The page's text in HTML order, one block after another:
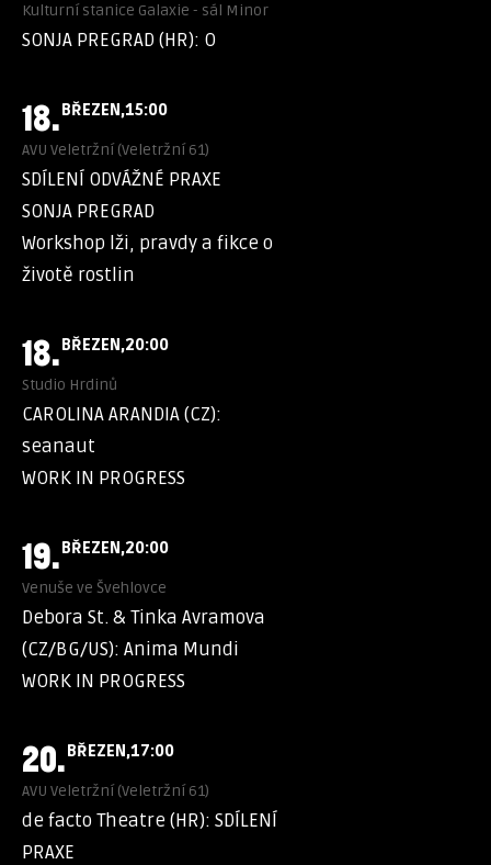
Kulturní stanice Galaxie - sál Minor
SONJA PREGRAD (HR): O
18.BŘEZEN 15:00
AVU Veletržní (Veletržní 61)
SDÍLENÍ ODVÁŽNÉ PRAXE
SONJA PREGRAD
Workshop lži, pravdy a fikce o
životě rostlin
18.BŘEZEN 20:00
Studio Hrdinů
CAROLINA ARANDIA (CZ):
seanaut
WORK IN PROGRESS
19.BŘEZEN 20:00
Venuše ve Švehlovce
Debora St. & Tinka Avramova
(CZ/BG/US): Anima Mundi
WORK IN PROGRESS
20.BŘEZEN 17:00
AVU Veletržní (Veletržní 61)
de facto Theatre (HR): SDÍLENÍ
PRAXE